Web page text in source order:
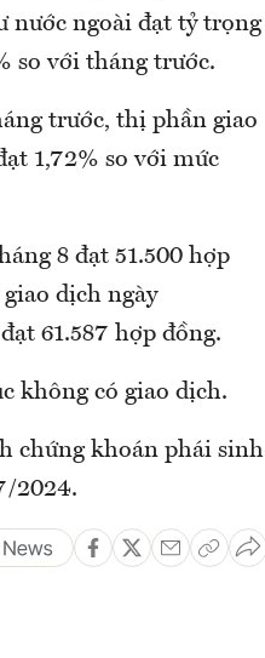
nước ngoài đạt tỷ trọng
so với tháng trước.
trước, thị phần giao
1,72% so với mức
8 đạt 51.500 hợp
dịch ngày
61.587 hợp đồng.
không có giao dịch.
chứng khoán phái sinh
2024.